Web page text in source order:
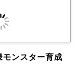
ンスター育成